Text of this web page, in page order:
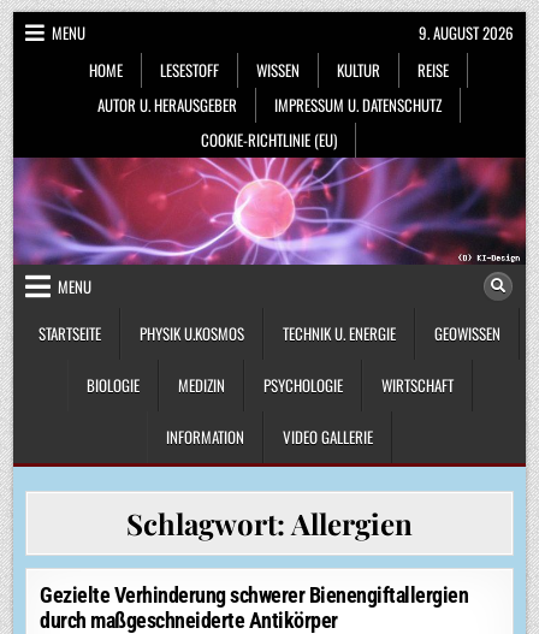
Skip
to
content
MENU
HOME
LESESTOFF WISSEN KULTUR
REISE
AUTOR U. HERAUSGEBER
IMPRESSUM U. DATENSCHUTZ
COOKIE-RICHTLINIE (EU)
9. AUGUST 2026
MENU
STARTSEITE
PHYSIK U.KOSMOS TECHNIK U. ENERGIE GEOWISSEN
BIOLOGIE MEDIZIN PSYCHOLOGIE WIRTSCHAFT
INFORMATION VIDEO GALLERIE
Schlagwort:Allergien
Gezielte Verhinderung schwerer Bienengiftallergien
durch maßgeschneiderte Antikörper